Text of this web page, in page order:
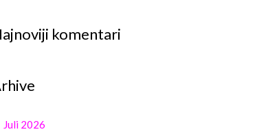
komentari
Juli 2026